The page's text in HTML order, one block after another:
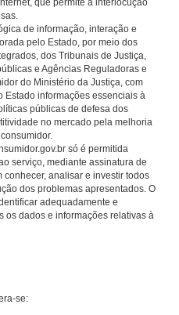
que permite a interlocução
de informação, interação e
pelo Estado, por meio dos
dos Tribunais de Justiça,
e Agências Reguladoras e
do Ministério da Justiça, com
Estado informações essenciais à
públicas de defesa dos
no mercado pela melhoria
só é permitida
serviço, mediante assinatura de
analisar e investir todos
dos problemas apresentados. O
adequadamente e
os dados e informações relativas à
se: